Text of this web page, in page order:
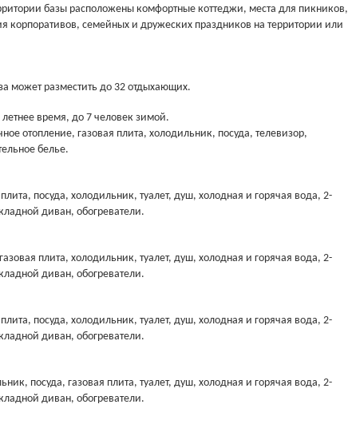
базы расположены комфортные коттеджи, места для пикников,
корпоративов, семейных и дружеских праздников на территории или
может разместить до 32 отдыхающих.
время, до 7 человек зимой.
отопление, газовая плита, холодильник, посуда, телевизор,
белье.
посуда, холодильник, туалет, душ, холодная и горячая вода, 2-
диван, обогреватели.
плита, холодильник, туалет, душ, холодная и горячая вода, 2-
диван, обогреватели.
посуда, холодильник, туалет, душ, холодная и горячая вода, 2-
диван, обогреватели.
посуда, газовая плита, туалет, душ, холодная и горячая вода, 2-
диван, обогреватели.